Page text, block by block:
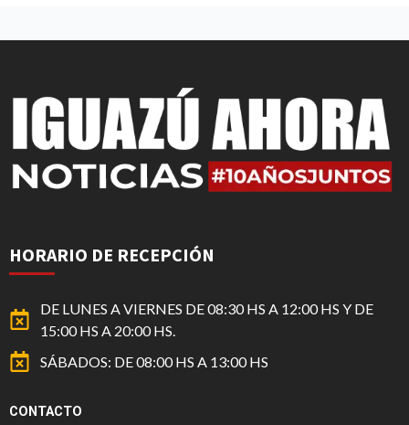
HORARIO DE RECEPCIÓN
DE LUNES A VIERNES DE 08:30 HS A 12:00 HS Y DE
15:00 HS A 20:00 HS.
SÁBADOS: DE 08:00 HS A 13:00 HS
CONTACTO